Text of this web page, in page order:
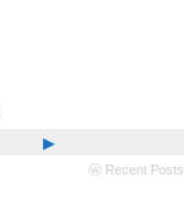
▸
ⓦ Recent Posts